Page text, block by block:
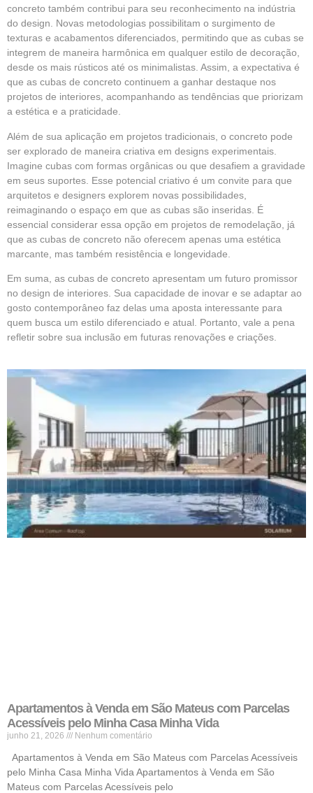
concreto também contribui para seu reconhecimento na indústria
do design. Novas metodologias possibilitam o surgimento de
texturas e acabamentos diferenciados, permitindo que as cubas se
integrem de maneira harmônica em qualquer estilo de decoração,
desde os mais rústicos até os minimalistas. Assim, a expectativa é
que as cubas de concreto continuem a ganhar destaque nos
projetos de interiores, acompanhando as tendências que priorizam
a estética e a praticidade.
Além de sua aplicação em projetos tradicionais, o concreto pode
ser explorado de maneira criativa em designs experimentais.
Imagine cubas com formas orgânicas ou que desafiem a gravidade
em seus suportes. Esse potencial criativo é um convite para que
arquitetos e designers explorem novas possibilidades,
reimaginando o espaço em que as cubas são inseridas. É
essencial considerar essa opção em projetos de remodelação, já
que as cubas de concreto não oferecem apenas uma estética
marcante, mas também resistência e longevidade.
Em suma, as cubas de concreto apresentam um futuro promissor
no design de interiores. Sua capacidade de inovar e se adaptar ao
gosto contemporâneo faz delas uma aposta interessante para
quem busca um estilo diferenciado e atual. Portanto, vale a pena
refletir sobre sua inclusão em futuras renovações e criações.
Apartamentos à Venda em São Mateus com Parcelas
Acessíveis pelo Minha Casa Minha Vida
junho 21, 2026 Nenhum comentário
Apartamentos à Venda em São Mateus com Parcelas Acessíveis
pelo Minha Casa Minha Vida Apartamentos à Venda em São
Mateus com Parcelas Acessíveis pelo